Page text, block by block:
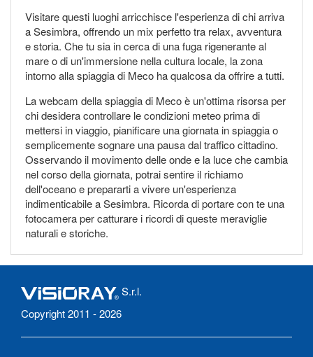
Visitare questi luoghi arricchisce l'esperienza di chi arriva
a Sesimbra, offrendo un mix perfetto tra relax, avventura
e storia. Che tu sia in cerca di una fuga rigenerante al
mare o di un'immersione nella cultura locale, la zona
intorno alla spiaggia di Meco ha qualcosa da offrire a tutti.
La webcam della spiaggia di Meco è un'ottima risorsa per
chi desidera controllare le condizioni meteo prima di
mettersi in viaggio, pianificare una giornata in spiaggia o
semplicemente sognare una pausa dal traffico cittadino.
Osservando il movimento delle onde e la luce che cambia
nel corso della giornata, potrai sentire il richiamo
dell'oceano e prepararti a vivere un'esperienza
indimenticabile a Sesimbra. Ricorda di portare con te una
fotocamera per catturare i ricordi di queste meraviglie
naturali e storiche.
S.r.l.
Copyright 2011 - 2026